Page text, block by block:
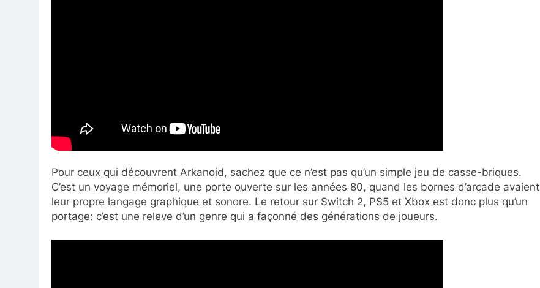
Pour ceux qui découvrent Arkanoid, sachez que ce n’est pas qu’un simple jeu de casse-briques.
C’est un voyage mémoriel, une porte ouverte sur les années 80, quand les bornes d’arcade avaient
leur propre langage graphique et sonore. Le retour sur Switch 2, PS5 et Xbox est donc plus qu’un
portage: c’est une releve d’un genre qui a façonné des générations de joueurs.